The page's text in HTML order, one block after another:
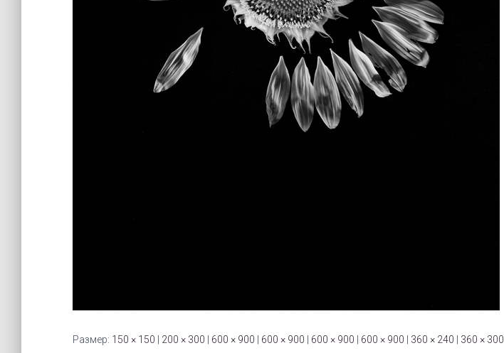
Размер: 150 × 150 200 × 300 600 × 900 600 × 900 600 × 900 600 × 900 360 × 240 360 × 300